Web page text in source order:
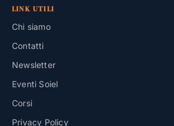
LINK UTILI
Chi siamo
Contatti
Newsletter
Eventi Soiel
Corsi
Privacy Policy